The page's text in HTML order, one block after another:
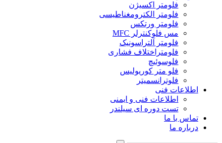
فلومتر اکسیژن
فلومتر الکترومغناطیسی
فلومتر ورتکس
مس فلوکنترلر MFC
فلومتر آلتراسونیک
فلومتراختلاف فشاری
فلوسوئیچ
فلو متر کوریولیس
فلوترانسمیتر
اطلاعات فنی
اطلاعات فنی و ایمنی
تست دوره ای سیلندر
تماس با ما
درباره ما